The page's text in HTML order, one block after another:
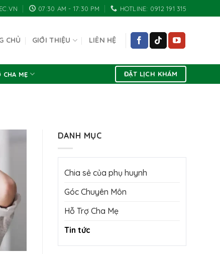
07:30 AM - 17:30 PM HOTLINE: 0912 191 315
CHỦ GIỚI THIỆU LIÊN HỆ
CHA MẸ ĐẶT LỊCH KHÁM
DANH MỤC
Chia sẻ của phụ huynh
Góc Chuyên Môn
Hỗ Trợ Cha Mẹ
Tin tức